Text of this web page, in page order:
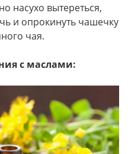
насухо вытереться,
и опрокинуть чашечку
чая.
с маслами: